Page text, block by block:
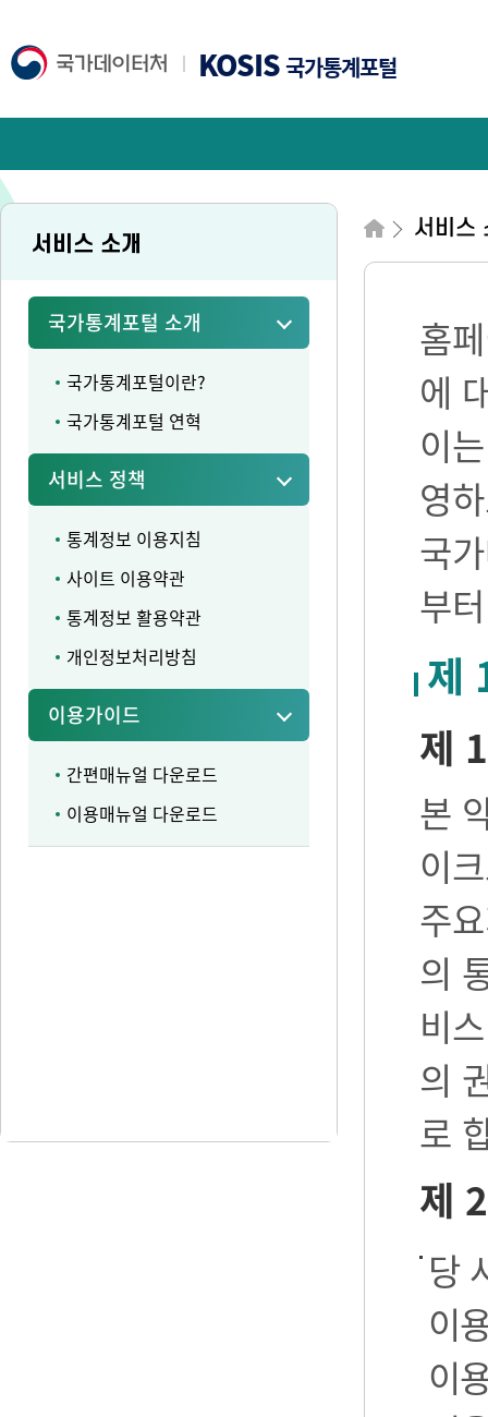
KOSIS국가통계포털
서비스 소개
국가통계포털 소개
국가통계포털이란?
국가통계포털 연혁
서비스 정책
통계정보 이용지침
사이트 이용약관
통계정보 활용약관
개인정보처리방침
이용가이드
간편매뉴얼 다운로드
이용매뉴얼 다운로드
서비스
홈
에
이
영
국
부
제
제
본
이
주
의
비
의
로
제
당
이
이